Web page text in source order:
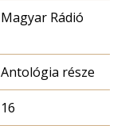
Magyar Rádió
Antológia része
16